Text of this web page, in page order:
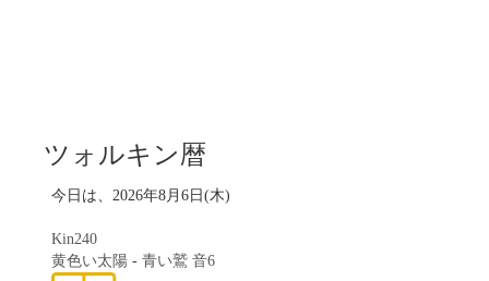
ツォルキン暦
今日は、2026年8月6日(木)
Kin240
黄色い太陽 - 青い鷲 音6